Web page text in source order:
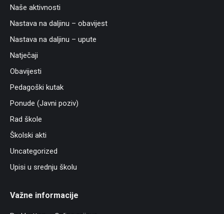
Naše aktivnosti
Nastava na daljinu – obavijest
Nastava na daljinu – upute
Natječaji
Obavijesti
Pedagoški kutak
Ponude (Javni poziv)
Rad škole
Školski akti
Uncategorized
Upisi u srednju školu
Važne informacije